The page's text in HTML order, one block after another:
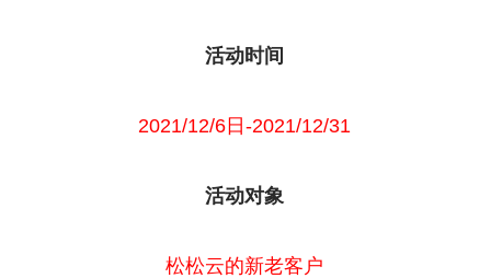
活动时间
2021/12/6日-2021/12/31
活动对象
松松云的新老客户